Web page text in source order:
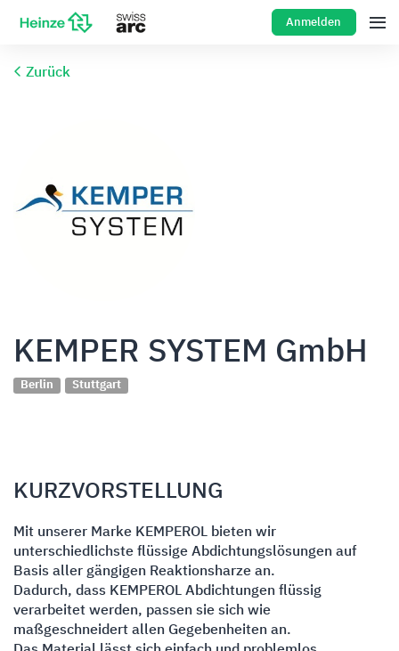
Anmelden
Zurück
KEMPER SYSTEM GmbH
Berlin Stuttgart
KURZVORSTELLUNG
Mit unserer Marke KEMPEROL bieten wir
unterschiedlichste flüssige Abdichtungslösungen auf
Basis aller gängigen Reaktionsharze an.
Dadurch, dass KEMPEROL Abdichtungen flüssig
verarbeitet werden, passen sie sich wie
maßgeschneidert allen Gegebenheiten an.